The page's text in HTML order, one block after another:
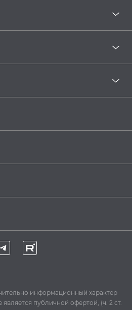
информационный характер
публичной офертой, (ч. 2 ст.